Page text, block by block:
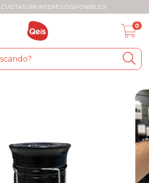
CUOTAS SIN INTERES DISPONIBLES!
0